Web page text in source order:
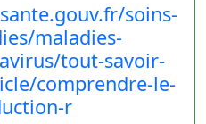
soins-
maladies-
tout-savoir-
comprendre-le-
r